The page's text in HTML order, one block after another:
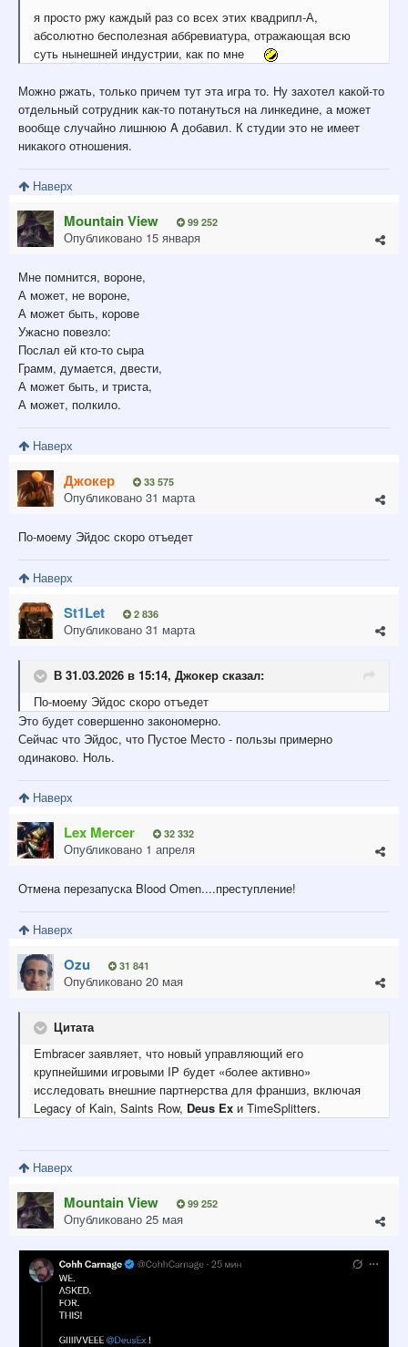
я просто ржу каждый раз со всех этих квадрипл-А,
абсолютно бесполезная аббревиатура, отражающая всю
суть нынешней индустрии, как по мне
Можно ржать, только причем тут эта игра то. Ну захотел какой-то
отдельный сотрудник как-то потануться на линкедине, а может
вообще случайно лишнюю A добавил. К студии это не имеет
никакого отношения.
Наверх
Mountain View 99 252
Опубликовано 15 января
Мне помнится, вороне,
А может, не вороне,
А может быть, корове
Ужасно повезло:
Послал ей кто-то сыра
Грамм, думается, двести,
А может быть, и триста,
А может, полкило.
Наверх
Джокер 33 575
Опубликовано 31 марта
По-моему Эйдос скоро отъедет
Наверх
St1Let 2 836
Опубликовано 31 марта
В 31.03.2026 в 15:14, Джокер сказал:
По-моему Эйдос скоро отъедет
Это будет совершенно закономерно.
Сейчас что Эйдос, что Пустое Место - пользы примерно
одинаково. Ноль.
Наверх
Lex Mercer 32 332
Опубликовано 1 апреля
Отмена перезапуска Blood Omen....преступление!
Наверх
Ozu 31 841
Опубликовано 20 мая
Цитата
Embracer заявляет, что новый управляющий его
крупнейшими игровыми IP будет «более активно»
исследовать внешние партнерства для франшиз, включая
Legacy of Kain, Saints Row, Deus Ex и TimeSplitters.
Наверх
Mountain View 99 252
Опубликовано 25 мая